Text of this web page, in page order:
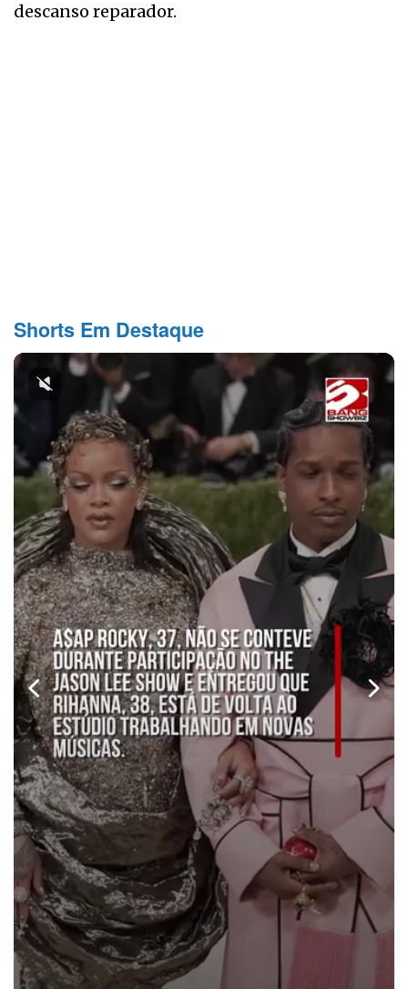
descanso reparador.
Shorts Em Destaque